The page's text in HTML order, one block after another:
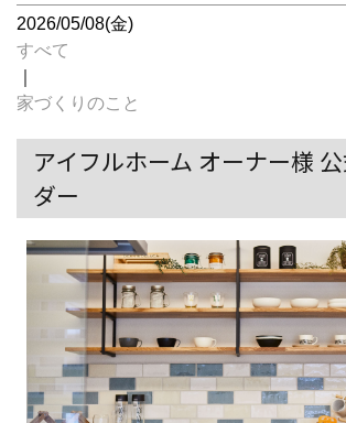
2026/05/08(金)
すべて
家づくりのこと
アイフルホーム オーナー様
ダー